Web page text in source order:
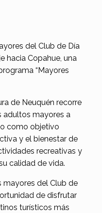
del Club de Día
hacia Copahue, una
“Mayores
de Neuquén recorre
adultos mayores a
como objetivo
y el bienestar de
recreativas y
calidad de vida.
mayores del Club de
de disfrutar
turísticos más